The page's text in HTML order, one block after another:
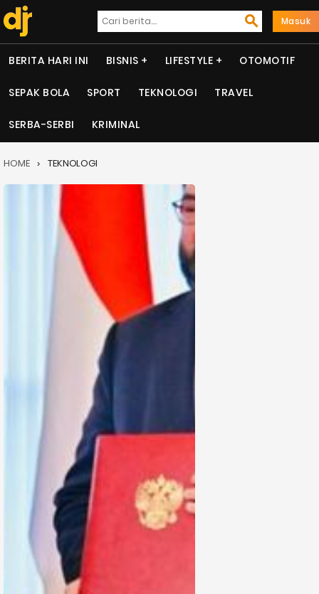
Masuk
BERITA HARI INI BISNIS LIFESTYLE OTOMOTIF
SEPAK BOLA SPORT TEKNOLOGI TRAVEL
SERBA-SERBI KRIMINAL
HOME TEKNOLOGI